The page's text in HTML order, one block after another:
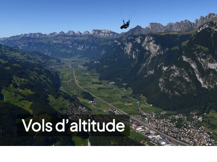
Vols d’altitude